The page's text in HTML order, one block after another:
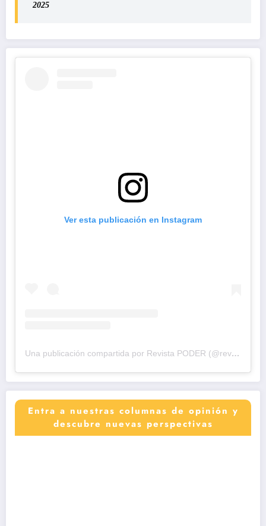
2025
Ver esta publicación en Instagram
Una publicación compartida por Revista PODER (@revistapodercol)
Entra a nuestras columnas de opinión y
descubre nuevas perspectivas